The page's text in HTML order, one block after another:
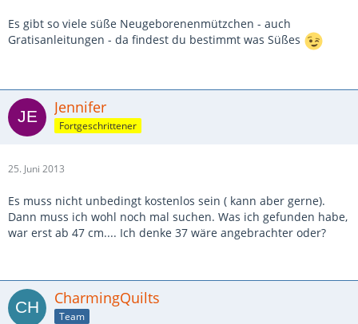
Es gibt so viele süße Neugeborenenmützchen - auch
Gratisanleitungen - da findest du bestimmt was Süßes
Jennifer
Fortgeschrittener
25. Juni 2013
Es muss nicht unbedingt kostenlos sein ( kann aber gerne).
Dann muss ich wohl noch mal suchen. Was ich gefunden habe,
war erst ab 47 cm.... Ich denke 37 wäre angebrachter oder?
CharmingQuilts
Team